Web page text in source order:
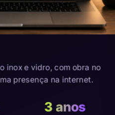
inox e vidro, com obra no
presença na internet.
3 anos